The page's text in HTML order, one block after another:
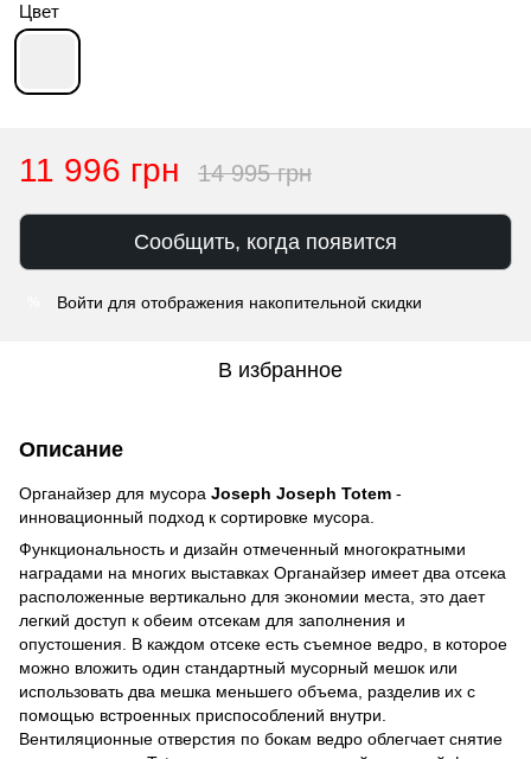
Цвет
11 996 грн 14 995 грн
Сообщить, когда появится
Войти для отображения накопительной скидки
В избранное
Описание
Органайзер для мусора Joseph Joseph Totem -
инновационный подход к сортировке мусора.
Функциональность и дизайн отмеченный многократными
наградами на многих выставках Органайзер имеет два отсека
расположенные вертикально для экономии места, это дает
легкий доступ к обеим отсекам для заполнения и
опустошения. В каждом отсеке есть съемное ведро, в которое
можно вложить один стандартный мусорный мешок или
использовать два мешка меньшего объема, разделив их с
помощью встроенных приспособлений внутри.
Вентиляционные отверстия по бокам ведро облегчает снятие